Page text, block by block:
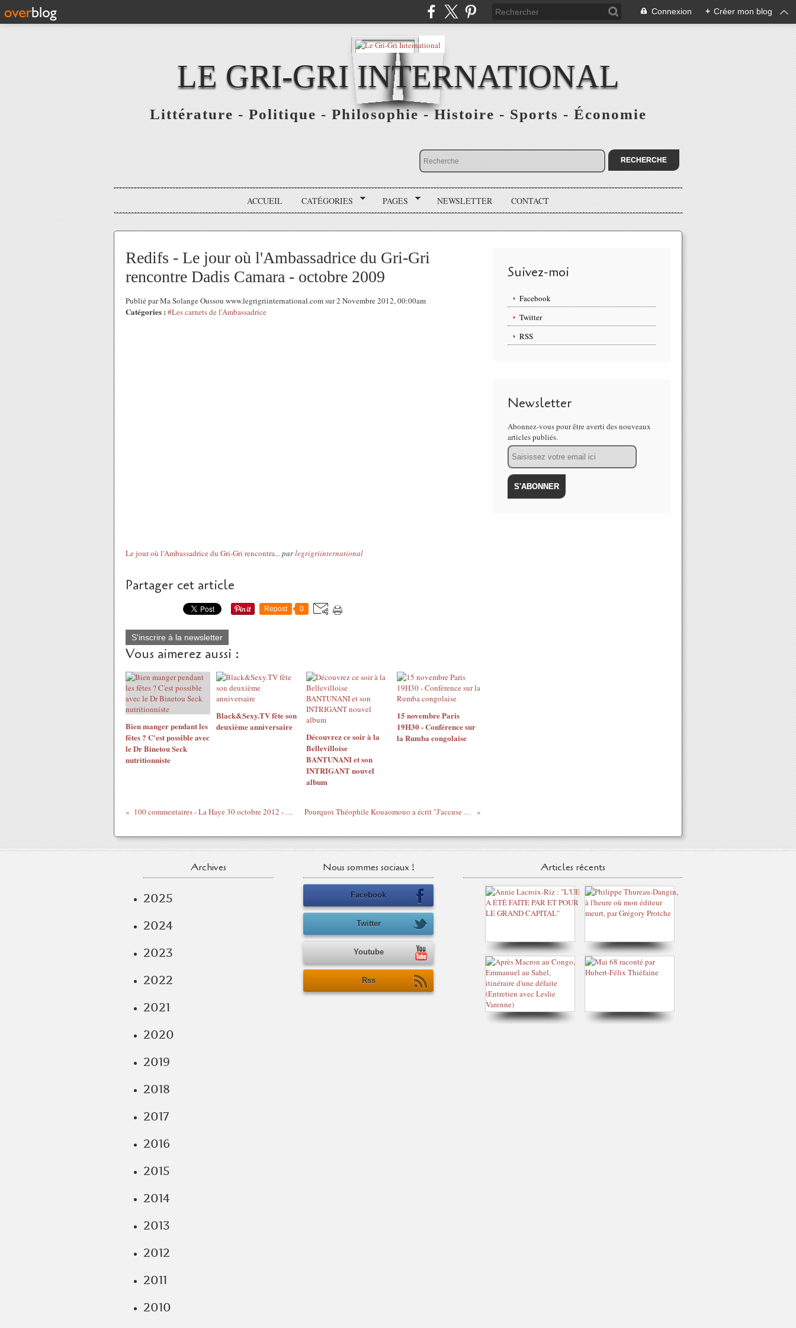
Connexion + Créer mon blog
LE GRI-GRI INTERNATIONAL
Littérature - Politique - Philosophie - Histoire - Sports - Économie
ACCUEIL CATÉGORIES PAGES NEWSLETTER CONTACT
Redifs - Le jour où l'Ambassadrice du Gri-Gri
rencontre Dadis Camara - octobre 2009
Publié par Ma Solange Oussou www.legrigriinternational.com sur 2 Novembre 2012, 00:00am
Catégories : #Les carnets de l'Ambassadrice
Le jour où l'Ambassadrice du Gri-Gri rencontra...parlegrigriinternational
Partager cet article
Repost 0
S'inscrire à la newsletter
Vous aimerez aussi :
Bien manger pendant les
fêtes ? C'est possible avec
le Dr Binetou Seck
nutritionniste
Black&Sexy.TV fête son
deuxième anniversaire
Découvrez ce soir à la
Bellevilloise
BANTUNANI et son
INTRIGANT nouvel
album
15 novembre Paris
19H30 - Conférence sur
la Rumba congolaise
100 commentaires - La Haye 30 octobre 2012 - par Collectif A.U.S.A.R Pourquoi Théophile Kouaomouo a écrit "J'accuse Ouattara" - 29/10/2012
Suivez-moi
Facebook
Twitter
RSS
Newsletter
Abonnez-vous pour être averti des nouveaux
articles publiés.
Email
Archives
2025
2024
2023
2022
2021
2020
2019
2018
2017
2016
2015
2014
2013
2012
2011
2010
Nous sommes sociaux !
Facebook
Twitter
Youtube
Rss
Articles récents